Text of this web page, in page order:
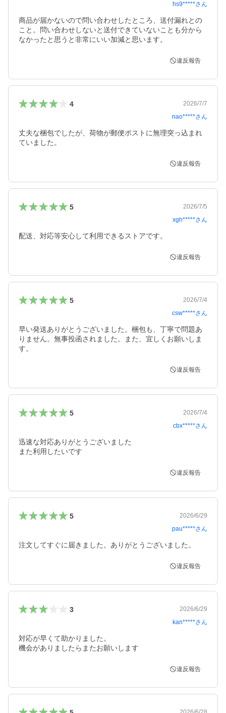
hs9*****さん
商品が届かないので問い合わせしたところ、送付漏れとの
こと。問い合わせしないと送付できていないことも分から
なかったと思うと非常にいい加減と思います。
違反報告
4
2026/7/7
nao*****さん
丈夫な梱包でしたが、荷物が郵便ポストに無理突っ込まれ
ていました。
違反報告
5
2026/7/5
xgh*****さん
配送、対応等安心して利用できるストアです。
違反報告
5
2026/7/4
csw*****さん
早い発送ありがとうございました。梱包も、丁寧で問題あ
りません。無事投函されました。また、宜しくお願いしま
す。
違反報告
5
2026/7/4
cbx*****さん
迅速な対応ありがとうございました
また利用したいです
違反報告
5
2026/6/29
pau*****さん
注文してすぐに届きました。ありがとうございました。
違反報告
3
2026/6/29
kan*****さん
対応が早くて助かりました。
機会がありましたらまたお願いします
違反報告